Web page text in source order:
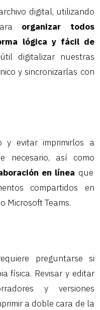
digital, utilizando
organizar todos
lógica y fácil de
digitalizar nuestras
y sincronizarlas con
y evitar imprimirlos a
necesario, así como
en línea que
compartidos en
Microsoft Teams.
preguntarse si
física. Revisar y editar
y versiones
a doble cara de la